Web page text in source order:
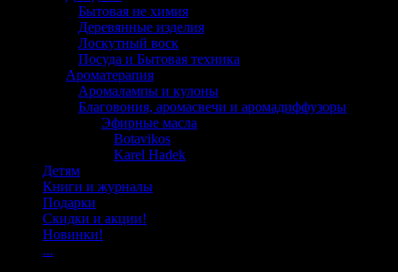
Бытовая не химия
Деревянные изделия
Лоскутный воск
Посуда и Бытовая техника
Ароматерапия
Аромалампы и кулоны
Благовония, аромасвечи и аромадиффузоры
Эфирные масла
Botavikos
Karel Hadek
Детям
Книги и журналы
Подарки
Скидки и акции!
Новинки!
...